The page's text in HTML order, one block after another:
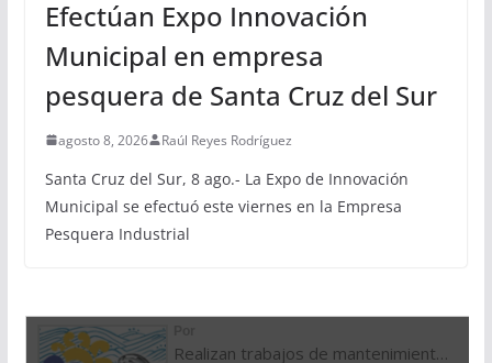
Efectúan Expo Innovación
Municipal en empresa
pesquera de Santa Cruz del Sur
agosto 8, 2026 Raúl Reyes Rodríguez
Santa Cruz del Sur, 8 ago.- La Expo de Innovación
Municipal se efectuó este viernes en la Empresa
Pesquera Industrial